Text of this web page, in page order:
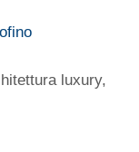
luxury,